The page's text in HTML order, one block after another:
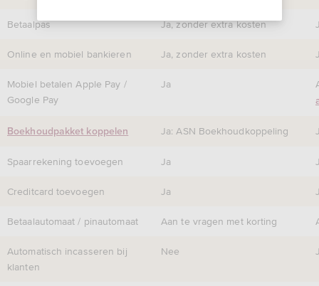
Betaalpas Ja, zonder extra kosten
Online en mobiel bankieren Ja, zonder extra kosten
Mobiel betalen Apple Pay /
Google Pay
Ja
Boekhoudpakket koppelen Ja: ASN Boekhoudkoppeling
Spaarrekening toevoegen Ja
Creditcard toevoegen Ja
Betaalautomaat / pinautomaat Aan te vragen met korting
Automatisch incasseren bij
klanten
Nee